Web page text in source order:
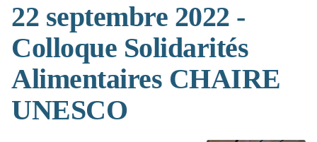
22 septembre 2022 -
Colloque Solidarités
Alimentaires CHAIRE
UNESCO